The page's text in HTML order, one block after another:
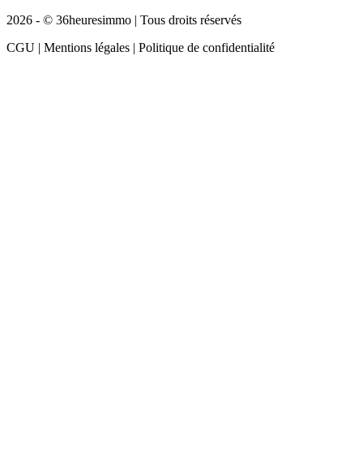
2026 - © 36heuresimmo | Tous droits réservés
CGU | Mentions légales | Politique de confidentialité